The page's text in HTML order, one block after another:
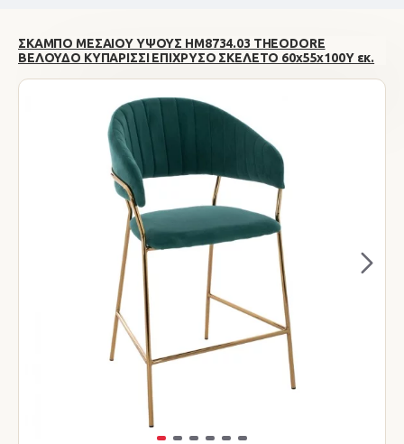
ΣΚΑΜΠΟ ΜΕΣΑΙΟΥ ΥΨΟΥΣ HM8734.03 THEODORE
ΒΕΛΟΥΔΟ ΚΥΠΑΡΙΣΣΙ ΕΠΙΧΡΥΣΟ ΣΚΕΛΕΤΟ 60x55x100Y εκ.